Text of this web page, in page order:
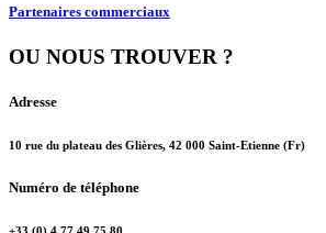
Partenaires commerciaux
OU NOUS TROUVER ?
Adresse
10 rue du plateau des Glières, 42 000 Saint-Etienne (Fr)
Numéro de téléphone